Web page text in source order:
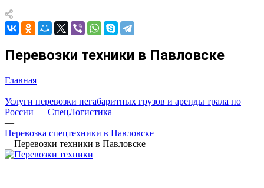
Перевозки техники в Павловске
Главная
—
Услуги перевозки негабаритных грузов и аренды трала по
России — СпецЛогистика
—
Перевозка спецтехники в Павловске
—Перевозки техники в Павловске